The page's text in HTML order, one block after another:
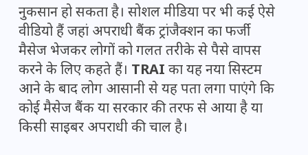
नुकसान हो सकता है। सोशल मीडिया पर भी कई ऐसे
वीडियो हैं जहां अपराधी बैंक ट्रांजैक्शन का फर्जी
मैसेज भेजकर लोगों को गलत तरीके से पैसे वापस
करने के लिए कहते हैं। TRAI का यह नया सिस्टम
आने के बाद लोग आसानी से यह पता लगा पाएंगे कि
कोई मैसेज बैंक या सरकार की तरफ से आया है या
किसी साइबर अपराधी की चाल है।